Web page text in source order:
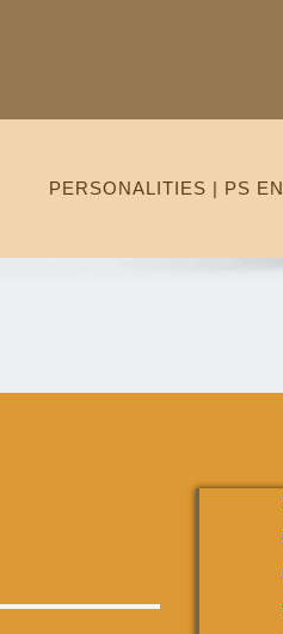
PERSONALITIES | PS EN